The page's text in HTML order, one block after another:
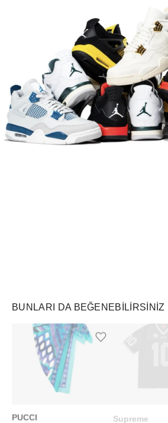
BUNLARI DA BEĞENEBILIRSINIZ
PUCCI
Ürünü istek listesine ekle veya listeden çıkar
Supreme